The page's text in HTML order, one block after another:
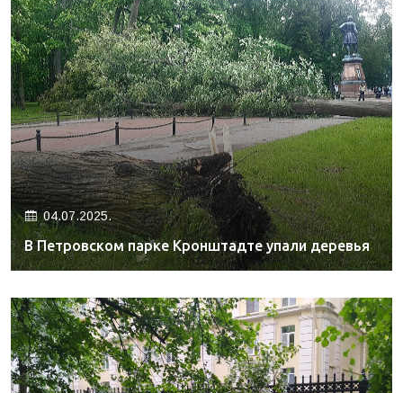
04.07.2025.
В Петровском парке Кронштадте упали деревья